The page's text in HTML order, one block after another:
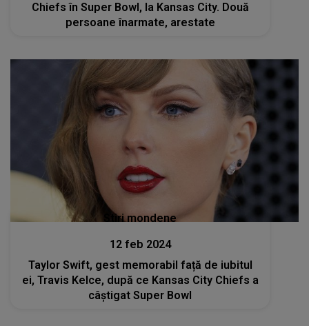
Chiefs în Super Bowl, la Kansas City. Două
persoane înarmate, arestate
Stiri mondene
12 feb 2024
Taylor Swift, gest memorabil față de iubitul
ei, Travis Kelce, după ce Kansas City Chiefs a
câştigat Super Bowl